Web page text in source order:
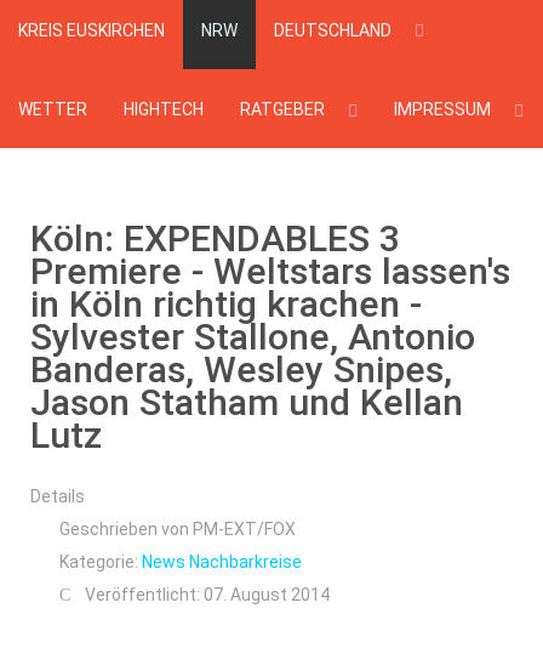
KREIS EUSKIRCHEN NRW DEUTSCHLAND
WETTER HIGHTECH RATGEBER IMPRESSUM
Köln: EXPENDABLES 3
Premiere - Weltstars lassen's
in Köln richtig krachen -
Sylvester Stallone, Antonio
Banderas, Wesley Snipes,
Jason Statham und Kellan
Lutz
Details
Geschrieben von PM-EXT/FOX
Kategorie: News Nachbarkreise
Veröffentlicht: 07. August 2014